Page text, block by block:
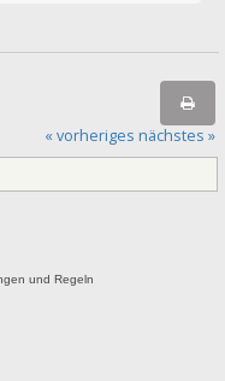
« vorheriges nächstes »
und Regeln